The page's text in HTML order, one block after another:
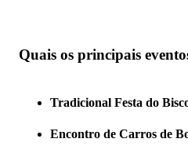
Quais os principais
Tradicional Festa do
Encontro de Carros de